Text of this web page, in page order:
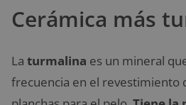
Cerámica más
La turmalina es un mineral
frecuencia en el revestimiento